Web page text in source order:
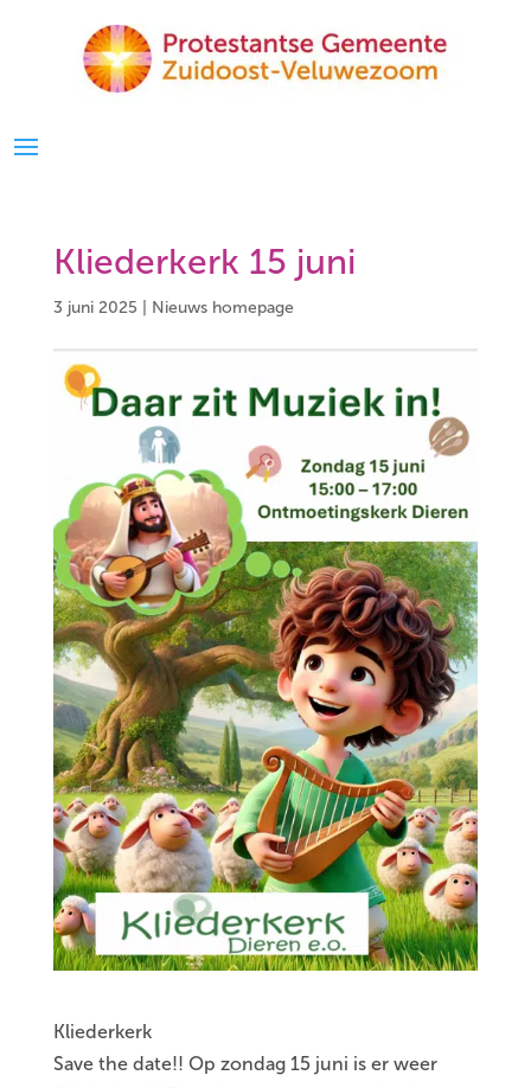
Kliederkerk 15 juni
3 juni 2025 Nieuws homepage
Kliederkerk
Save the date!! Op zondag 15 juni is er weer